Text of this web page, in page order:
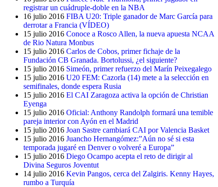
registrar un cuádruple-doble en la NBA
16 julio 2016 FIBA U20: Triple ganador de Marc García para
derrotar a Francia (VÍDEO)
15 julio 2016 Conoce a Rosco Allen, la nueva apuesta NCAA
de Rio Natura Monbus
15 julio 2016 Carlos de Cobos, primer fichaje de la
Fundación CB Granada. Bortolussi, ¿el siguiente?
15 julio 2016 Simeón, primer refuerzo del Marín Peixegalego
15 julio 2016 U20 FEM: Cazorla (14) mete a la selección en
semifinales, donde espera Rusia
15 julio 2016 El CAI Zaragoza activa la opción de Christian
Eyenga
15 julio 2016 Oficial: Anthony Randolph formará una temible
pareja interior con Ayón en el Madrid
15 julio 2016 Joan Sastre cambiará CAI por Valencia Basket
15 julio 2016 Juancho Hernangómez:”Aún no sé si esta
temporada jugaré en Denver o volveré a Europa”
15 julio 2016 Diego Ocampo acepta el reto de dirigir al
Divina Seguros Joventut
14 julio 2016 Kevin Pangos, cerca del Zalgiris. Kenny Hayes,
rumbo a Turquía